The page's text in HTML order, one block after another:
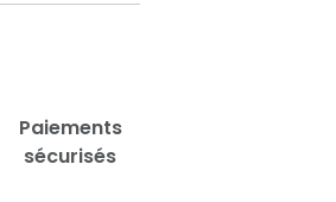
Paiements
sécurisés